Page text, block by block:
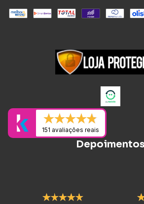
151 avaliações reais
Depoimentos